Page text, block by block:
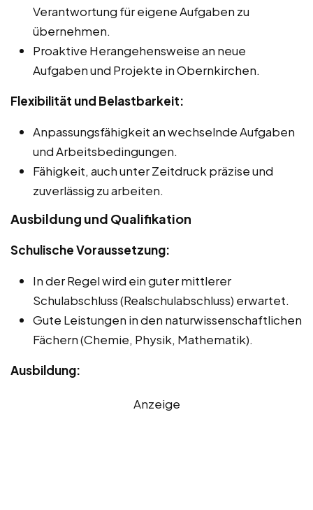
Verantwortung für eigene Aufgaben zu
übernehmen.
Proaktive Herangehensweise an neue
Aufgaben und Projekte in Obernkirchen.
Flexibilität und Belastbarkeit:
Anpassungsfähigkeit an wechselnde Aufgaben
und Arbeitsbedingungen.
Fähigkeit, auch unter Zeitdruck präzise und
zuverlässig zu arbeiten.
Ausbildung und Qualifikation
Schulische Voraussetzung:
In der Regel wird ein guter mittlerer
Schulabschluss (Realschulabschluss) erwartet.
Gute Leistungen in den naturwissenschaftlichen
Fächern (Chemie, Physik, Mathematik).
Ausbildung:
Anzeige